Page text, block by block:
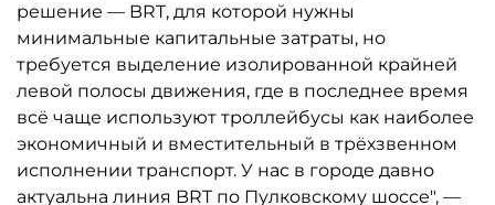
решение — BRT, для которой нужны
минимальные капитальные затраты, но
требуется выделение изолированной крайней
левой полосы движения, где в последнее время
всё чаще используют троллейбусы как наиболее
экономичный и вместительный в трёхзвенном
исполнении транспорт. У нас в городе давно
актуальна линия BRT по Пулковскому шоссе", —